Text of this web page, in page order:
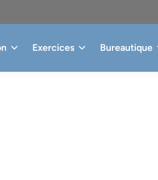
Exercices Bureautique